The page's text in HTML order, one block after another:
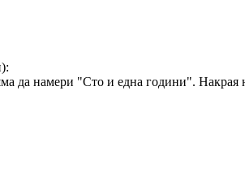
намери "Сто и една години". Накрая